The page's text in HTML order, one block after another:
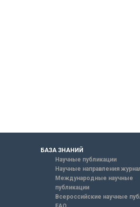
БАЗА ЗНАНИЙ
Научные публикации
Научные направления
Международные научные
публикации
Всероссийские научные